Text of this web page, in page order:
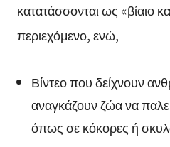
κατατάσσονται ως «βίαιο
περιεχόμενο, ενώ,
Βίντεο που δείχνουν
αναγκάζουν ζώα να
όπως σε κόκορες ή